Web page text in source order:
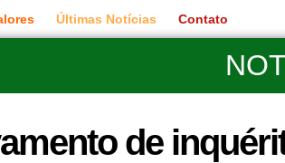
Últimas Notícias Contato
de